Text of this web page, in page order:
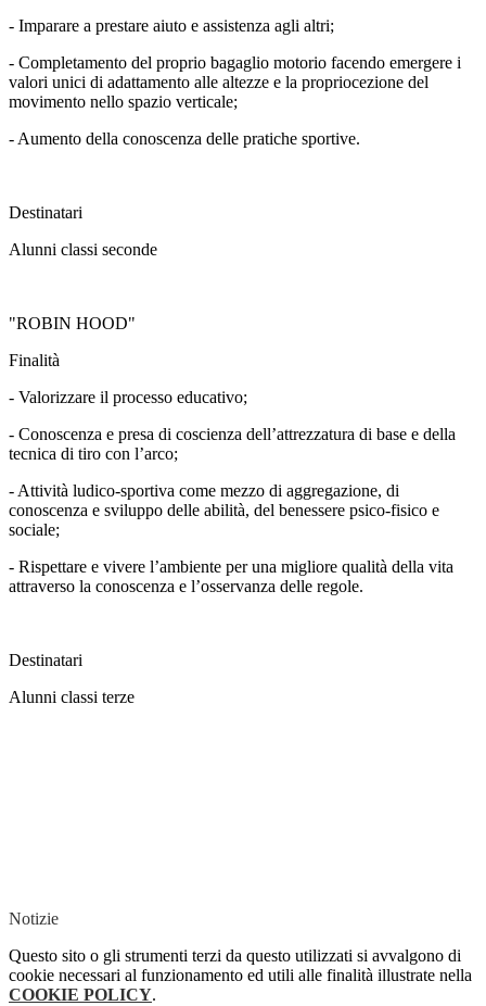
- Imparare a prestare aiuto e assistenza agli altri;
- Completamento del proprio bagaglio motorio facendo emergere i
valori unici di adattamento alle altezze e la propriocezione del
movimento nello spazio verticale;
- Aumento della conoscenza delle pratiche sportive.
Destinatari
Alunni classi seconde
"ROBIN HOOD"
Finalità
- Valorizzare il processo educativo;
- Conoscenza e presa di coscienza dell’attrezzatura di base e della
tecnica di tiro con l’arco;
- Attività ludico-sportiva come mezzo di aggregazione, di
conoscenza e sviluppo delle abilità, del benessere psico-fisico e
sociale;
- Rispettare e vivere l’ambiente per una migliore qualità della vita
attraverso la conoscenza e l’osservanza delle regole.
Destinatari
Alunni classi terze
Notizie
Questo sito o gli strumenti terzi da questo utilizzati si avvalgono di
cookie necessari al funzionamento ed utili alle finalità illustrate nella
COOKIE POLICY.